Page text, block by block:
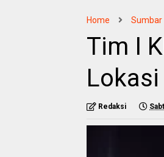
Home Sumbar
Tim I
Redaksi